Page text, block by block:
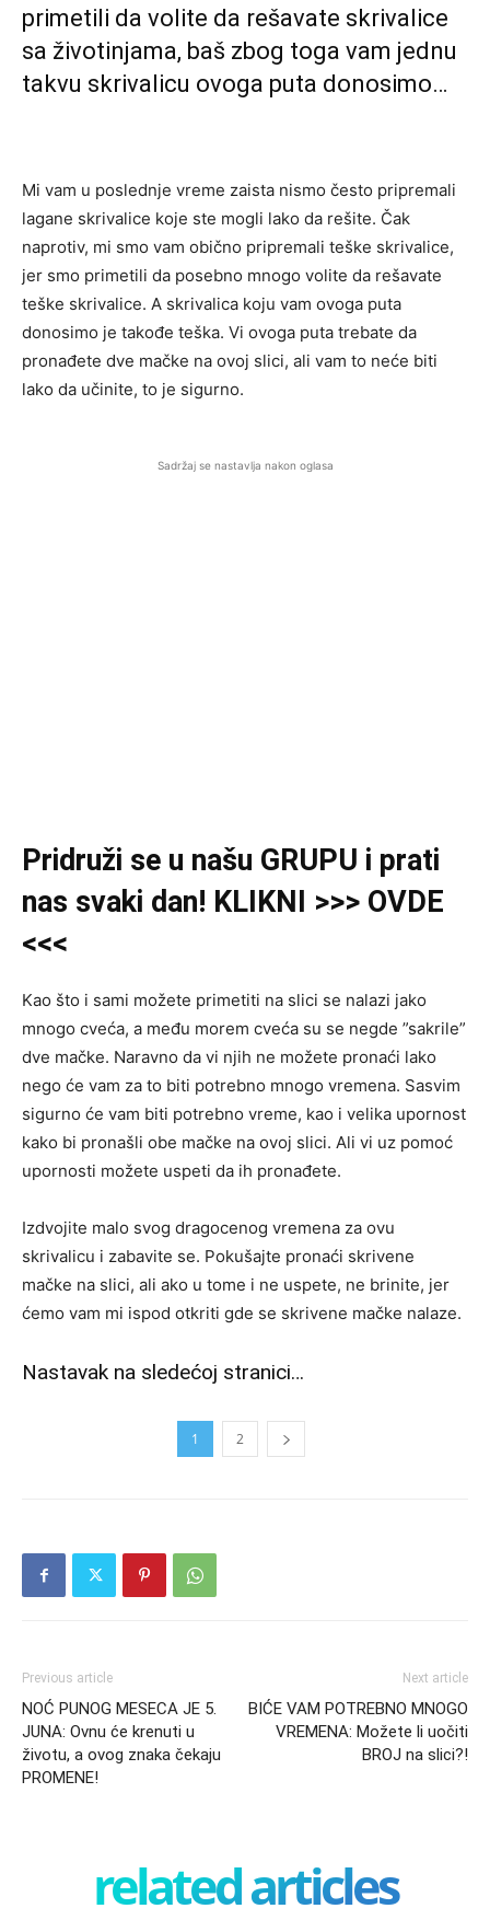
primetili da volite da rešavate skrivalice
sa životinjama, baš zbog toga vam jednu
takvu skrivalicu ovoga puta donosimo…
Mi vam u poslednje vreme zaista nismo često pripremali
lagane skrivalice koje ste mogli lako da rešite. Čak
naprotiv, mi smo vam obično pripremali teške skrivalice,
jer smo primetili da posebno mnogo volite da rešavate
teške skrivalice. A skrivalica koju vam ovoga puta
donosimo je takođe teška. Vi ovoga puta trebate da
pronađete dve mačke na ovoj slici, ali vam to neće biti
lako da učinite, to je sigurno.
Sadržaj se nastavlja nakon oglasa
Pridruži se u našu GRUPU i prati
nas svaki dan! KLIKNI >>> OVDE
<<<
Kao što i sami možete primetiti na slici se nalazi jako
mnogo cveća, a među morem cveća su se negde ”sakrile”
dve mačke. Naravno da vi njih ne možete pronaći lako
nego će vam za to biti potrebno mnogo vremena. Sasvim
sigurno će vam biti potrebno vreme, kao i velika upornost
kako bi pronašli obe mačke na ovoj slici. Ali vi uz pomoć
upornosti možete uspeti da ih pronađete.
Izdvojite malo svog dragocenog vremena za ovu
skrivalicu i zabavite se. Pokušajte pronaći skrivene
mačke na slici, ali ako u tome i ne uspete, ne brinite, jer
ćemo vam mi ispod otkriti gde se skrivene mačke nalaze.
Nastavak na sledećoj stranici…
1 2
Previous article
NOĆ PUNOG MESECA JE 5.
JUNA: Ovnu će krenuti u
životu, a ovog znaka čekaju
PROMENE!
Next article
BIĆE VAM POTREBNO MNOGO
VREMENA: Možete li uočiti
BROJ na slici?!
related articles